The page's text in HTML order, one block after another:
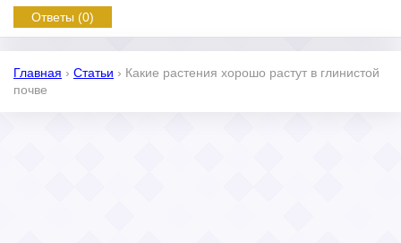
Ответы (0)
Главная › Статьи › Какие растения хорошо растут в глинистой
почве